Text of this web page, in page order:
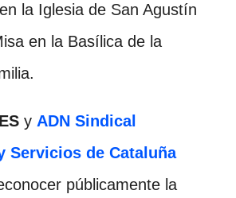
la Iglesia de San Agustín
en la Basílica de la
y ADN Sindical
Servicios de Cataluña
públicamente la